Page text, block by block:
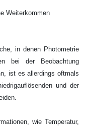
Weiterkommen
in denen Photometrie
bei der Beobachtung
ist es allerdings oftmals
und der
wie Temperatur,